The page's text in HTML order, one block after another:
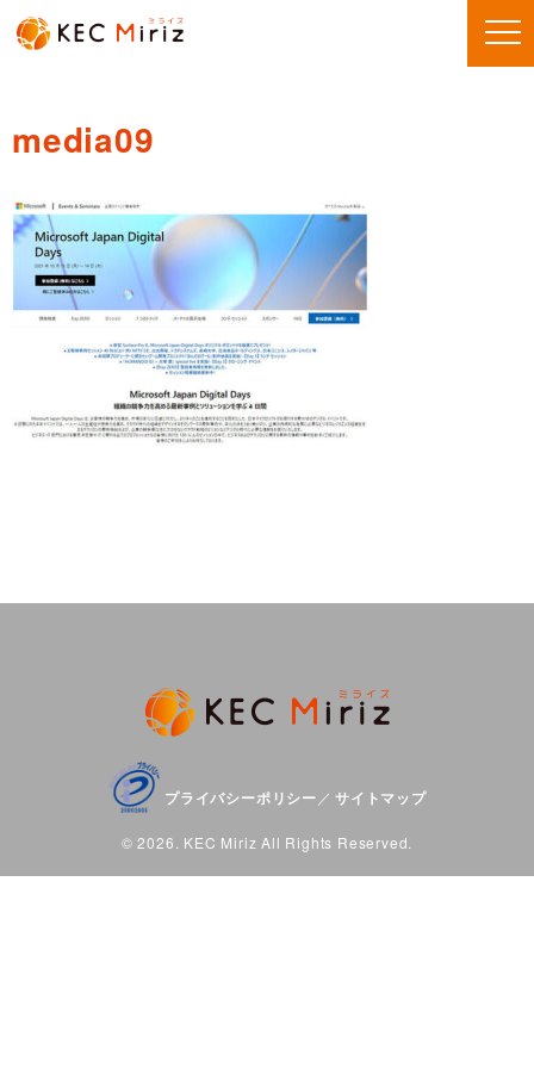
media09
プライバシーポリシー ／ サイトマップ
© 2026. KEC Miriz All Rights Reserved.